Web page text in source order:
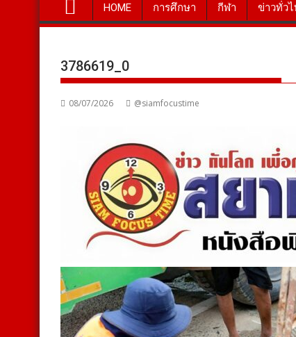
HOME การศึกษา กีฬา ข่าวทั่ว
3786619_0
08/07/2026 @siamfocustime